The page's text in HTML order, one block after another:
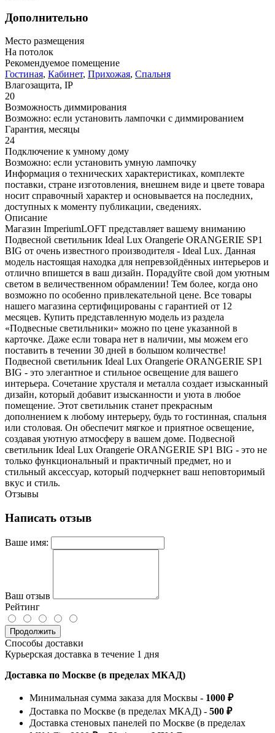
Дополнительно
Место размещения
На потолок
Рекомендуемое помещение
Гостиная, Кабинет, Прихожая, Спальня
Влагозащита, IP
20
Возможность диммирования
Возможно: если установить лампочки с диммированием
Гарантия, месяцы
24
Подключение к умному дому
Возможно: если установить умную лампочку
Информация о технических характеристиках, комплекте
поставки, стране изготовления, внешнем виде и цвете товара
носит справочный характер и основывается на последних,
доступных к моменту публикации, сведениях.
Описание
Магазин ImperiumLOFT представляет вашему вниманию
Подвесной светильник Ideal Lux Orangerie ORANGERIE SP1
BIG от очень известного производителя - Ideal Lux. Данная
модель настоящая находка для непревзойдённых интерьеров и
отлично впишется в ваш дизайн. Порадуйте свой дом уютным
светом в величественном обрамлении! Тем более, когда оно
возможно по особенно привлекательной цене. Все товары
нашего магазина сертифицированы с гарантией от 12
месяцев. Купить представленную модель из раздела
«Подвесные светильники» можно по цене указанной в
карточке. Даже если товара нет в наличии, мы можем его
поставить в течении 30 дней в большом количестве!
Подвесной светильник Ideal Lux Orangerie ORANGERIE SP1
BIG - это элегантное и стильное освещение для вашего
интерьера. Сочетание хрусталя и металла создает изысканный
дизайн, который добавит изысканности и уюта в любое
помещение. Этот светильник станет прекрасным
дополнением к любому интерьеру, будь то гостинная, спальня
или столовая. Он обеспечит мягкое и приятное освещение,
создавая уютную атмосферу в вашем доме. Подвесной
светильник Ideal Lux Orangerie ORANGERIE SP1 BIG - это не
только функциональный и практичный предмет, но и
стильный аксессуар, который подчеркнет ваш неповторимый
вкус и стиль.
Отзывы
Написать отзыв
Ваше имя:
Ваш отзыв
Рейтинг
Продолжить
Способы доставки
Курьерская доставка в течение 1 дня
Доставка по Москве (в пределах МКАД)
Минимальная сумма заказа для Москвы - 1000 ₽
Доставка по Москве (в пределах МКАД) - 500 ₽
Доставка стеновых панелей по Москве (в пределах